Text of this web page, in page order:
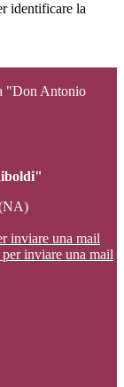
identificare la
"Don Antonio
inviare una mail
inviare una mail